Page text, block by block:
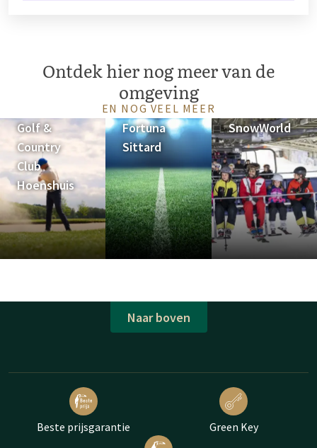
Ontdek hier nog meer van de
omgeving
EN NOG VEEL MEER
Golf &
Country
Club
Hoenshuis
Fortuna
Sittard
SnowWorld
Naar boven
Beste prijsgarantie Green Key